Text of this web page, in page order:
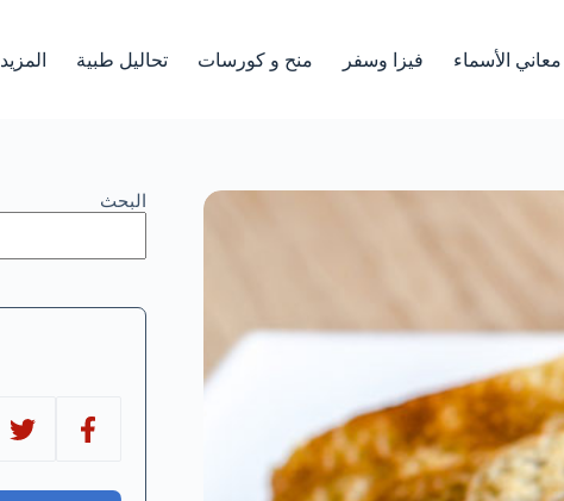
معاني الأسماء فيزا وسفر منح و كورسات تحاليل طبية المزيد
البحث